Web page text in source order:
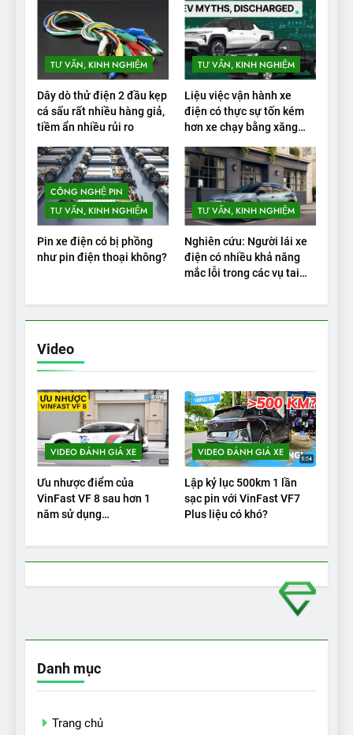
TƯ VẤN, KINH NGHIỆM
Dây dò thử điện 2 đầu kẹp
cá sấu rất nhiều hàng giả,
tiềm ẩn nhiều rủi ro
TƯ VẤN, KINH NGHIỆM
Liệu việc vận hành xe
điện có thực sự tốn kém
hơn xe chạy bằng xăng
CÔNG NGHỆ PIN
TƯ VẤN, KINH NGHIỆM
Pin xe điện có bị phồng
như pin điện thoại không?
TƯ VẤN, KINH NGHIỆM
Nghiên cứu: Người lái xe
điện có nhiều khả năng
mắc lỗi trong các vụ tai
Video
VIDEO ĐÁNH GIÁ XE
Ưu nhược điểm của
VinFast VF 8 sau hơn 1
năm sử dụng
VIDEO ĐÁNH GIÁ XE
Lập kỷ lục 500km 1 lần
sạc pin với VinFast VF7
Plus liệu có khó?
Danh mục
Trang chủ